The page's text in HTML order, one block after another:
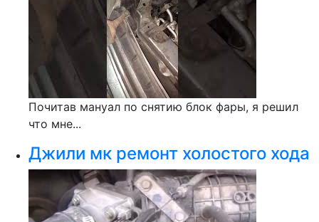
Почитав мануал по снятию блок фары, я решил
что мне...
Джили мк ремонт холостого хода